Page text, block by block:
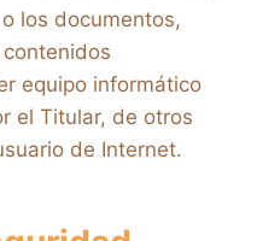
los documentos,
equipo informático
el Titular, de otros
de Internet.